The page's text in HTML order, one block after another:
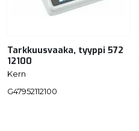
Tarkkuusvaaka, tyyppi 572
12100
Kern
G47952112100